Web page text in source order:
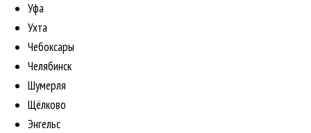
Уфа
Ухта
Чебоксары
Челябинск
Шумерля
Щёлково
Энгельс